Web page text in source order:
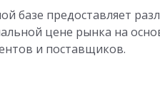
базе предоставляет
цене рынка на
и поставщиков.